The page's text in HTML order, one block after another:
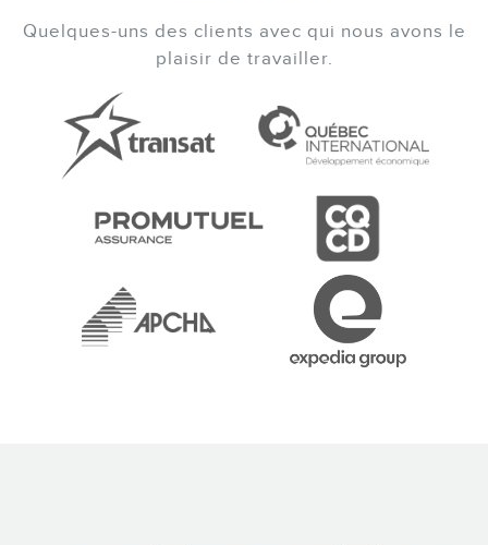
Quelques-uns des clients avec qui nous avons le
plaisir de travailler.